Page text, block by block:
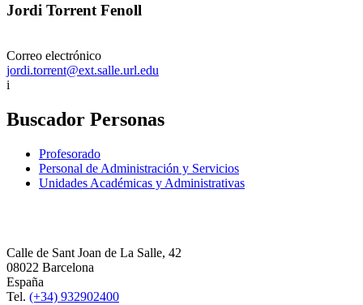
Jordi Torrent Fenoll
Correo electrónico
jordi.torrent@ext.salle.url.edu
i
Buscador Personas
Profesorado
Personal de Administración y Servicios
Unidades Académicas y Administrativas
Calle de Sant Joan de La Salle, 42
08022 Barcelona
España
Tel. (+34) 932902400